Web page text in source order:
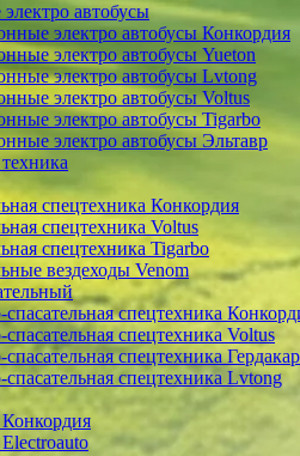
автобусы
электро автобусы Конкордия
электро автобусы Yueton
электро автобусы Lvtong
электро автобусы Voltus
электро автобусы Tigarbo
электро автобусы Эльтавр
спецтехника Конкордия
спецтехника Voltus
спецтехника Tigarbo
вездеходы Venom
спецтехника
спецтехника Voltus
спецтехника Гердакар
спецтехника Lvtong